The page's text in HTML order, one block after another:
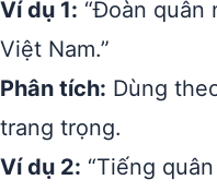
Ví dụ 1: “Đoàn quân
Việt Nam.”
Phân tích: Dùng
trang trọng.
Ví dụ 2: “Tiếng